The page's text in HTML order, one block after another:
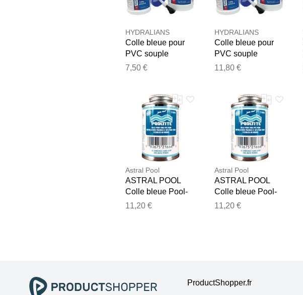
HYDRALIANS
Colle bleue pour
PVC souple
Flowdians
7,50 €
HYDRALIANS
Colle bleue pour
PVC souple
Flowdians
11,80 €
Astral Pool
ASTRAL POOL
Colle bleue Pool-
Tite en pot
11,20 €
Astral Pool
ASTRAL POOL
Colle bleue Pool-
Tite en pot
11,20 €
ProductShopper.fr